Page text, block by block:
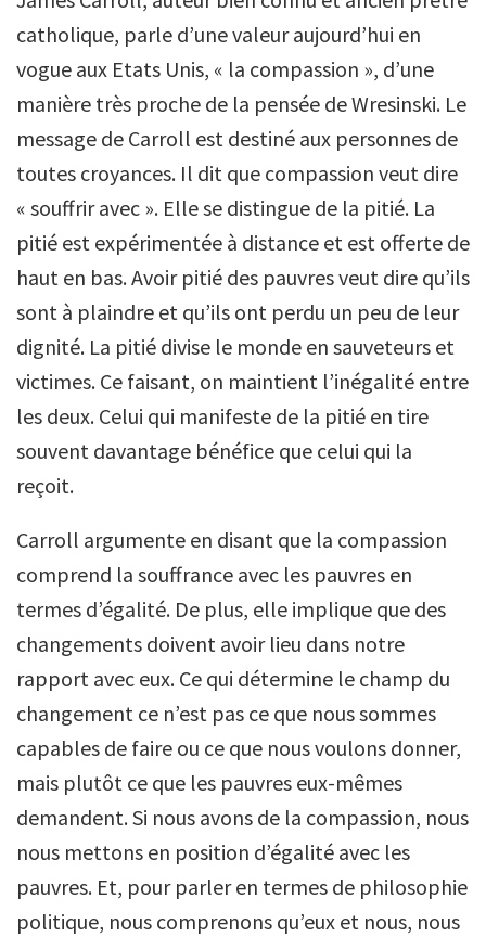
catholique, parle d’une valeur aujourd’hui en
vogue aux Etats Unis, « la compassion », d’une
manière très proche de la pensée de Wresinski. Le
message de Carroll est destiné aux personnes de
toutes croyances. Il dit que compassion veut dire
« souffrir avec ». Elle se distingue de la pitié. La
pitié est expérimentée à distance et est offerte de
haut en bas. Avoir pitié des pauvres veut dire qu’ils
sont à plaindre et qu’ils ont perdu un peu de leur
dignité. La pitié divise le monde en sauveteurs et
victimes. Ce faisant, on maintient l’inégalité entre
les deux. Celui qui manifeste de la pitié en tire
souvent davantage bénéfice que celui qui la
reçoit.
Carroll argumente en disant que la compassion
comprend la souffrance avec les pauvres en
termes d’égalité. De plus, elle implique que des
changements doivent avoir lieu dans notre
rapport avec eux. Ce qui détermine le champ du
changement ce n’est pas ce que nous sommes
capables de faire ou ce que nous voulons donner,
mais plutôt ce que les pauvres eux-mêmes
demandent. Si nous avons de la compassion, nous
nous mettons en position d’égalité avec les
pauvres. Et, pour parler en termes de philosophie
politique, nous comprenons qu’eux et nous, nous